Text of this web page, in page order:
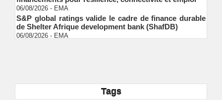
06/08/2026 -EMA
S&P global ratings valide le cadre de finance durable
de Shelter Afrique development bank (ShafDB)
06/08/2026 -EMA
transparence locale, impact national
Ndakhté M. GAYE
Tags